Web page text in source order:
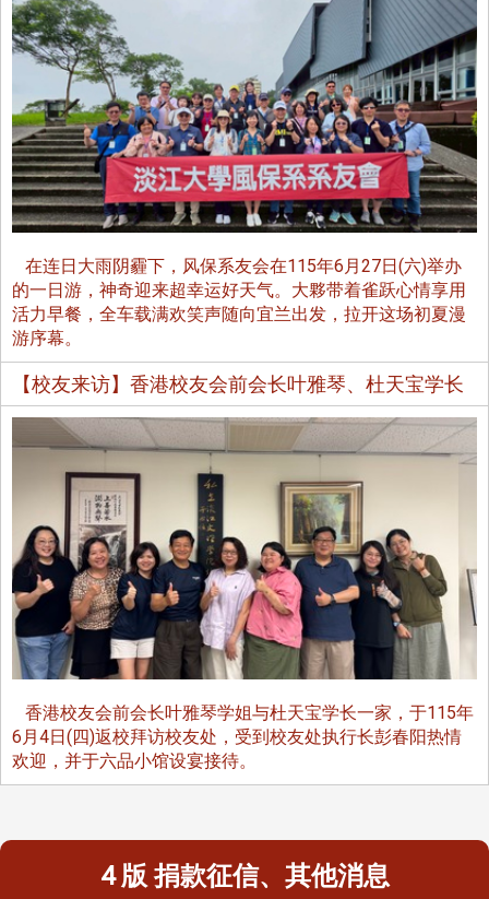
在连日大雨阴霾下，风保系友会在115年6月27日(六)举办
的一日游，神奇迎来超幸运好天气。大夥带着雀跃心情享用
活力早餐，全车载满欢笑声随向宜兰出发，拉开这场初夏漫
游序幕。
【校友来访】香港校友会前会长叶雅琴、杜天宝学长
香港校友会前会长叶雅琴学姐与杜天宝学长一家，于115年
6月4日(四)返校拜访校友处，受到校友处执行长彭春阳热情
欢迎，并于六品小馆设宴接待。
4 版 捐款征信、其他消息